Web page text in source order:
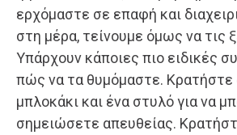
ερχόμαστε σε επαφή και
στη μέρα, τείνουμε όμως να τις
Υπάρχουν κάποιες πιο ειδικές
πώς να τα θυμόμαστε. Κρατήστε
μπλοκάκι και ένα στυλό για να
σημειώσετε απευθείας.